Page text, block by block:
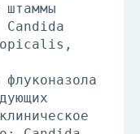
Candida